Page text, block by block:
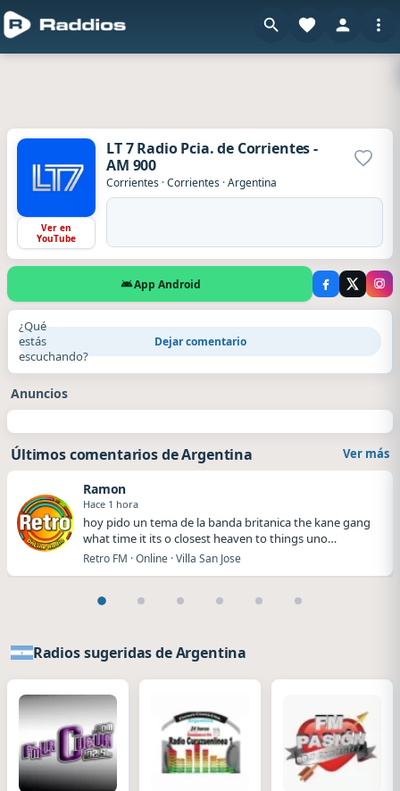
LT 7 Radio Pcia. de Corrientes -
AM 900
Corrientes ·Corrientes ·Argentina
Ver en
YouTube
App Android
¿Qué
estás
escuchando?
Dejar comentario
Anuncios
Últimos comentarios de Argentina Ver más
Ramon
Hace 1 hora
hoy pido un tema de la banda britanica the kane gang
what time it its o closest heaven to things uno…
Retro FM · Online · Villa San Jose
Radios sugeridas de Argentina